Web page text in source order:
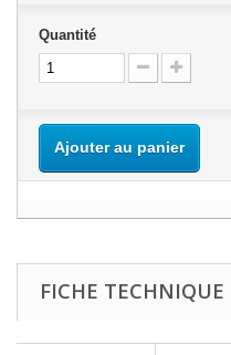
Quantité
Ajouter au panier
FICHE TECHNIQUE